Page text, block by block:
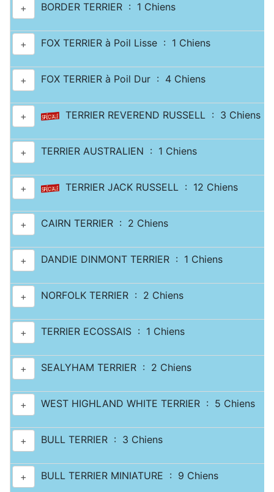
+ BORDER TERRIER : 1 Chiens
+ FOX TERRIER à Poil Lisse : 1 Chiens
+ FOX TERRIER à Poil Dur : 4 Chiens
+ TERRIER REVEREND RUSSELL : 3 Chiens
+ TERRIER AUSTRALIEN : 1 Chiens
+ TERRIER JACK RUSSELL : 12 Chiens
+ CAIRN TERRIER : 2 Chiens
+ DANDIE DINMONT TERRIER : 1 Chiens
+ NORFOLK TERRIER : 2 Chiens
+ TERRIER ECOSSAIS : 1 Chiens
+ SEALYHAM TERRIER : 2 Chiens
+ WEST HIGHLAND WHITE TERRIER : 5 Chiens
+ BULL TERRIER : 3 Chiens
+ BULL TERRIER MINIATURE : 9 Chiens